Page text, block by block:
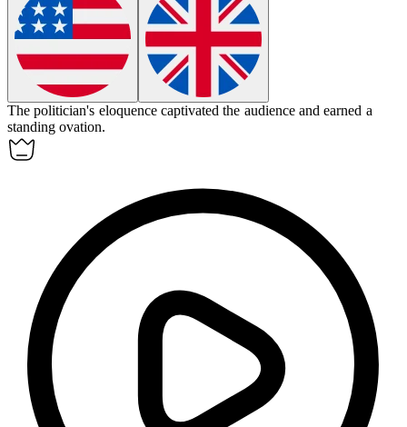
The politician's eloquence captivated the audience and earned a
standing ovation.